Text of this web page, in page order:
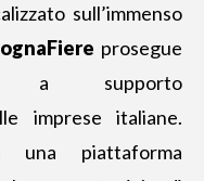
sull’immenso
prosegue
a supporto
imprese italiane.
una piattaforma